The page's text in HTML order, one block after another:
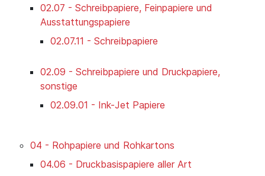
02.07 - Schreibpapiere, Feinpapiere und
Ausstattungspapiere
02.07.11 - Schreibpapiere
02.09 - Schreibpapiere und Druckpapiere,
sonstige
02.09.01 - Ink-Jet Papiere
04 - Rohpapiere und Rohkartons
04.06 - Druckbasispapiere aller Art